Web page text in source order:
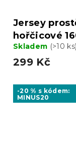
Jersey
hořčicové
Skladem (>10 ks)
299 Kč
-20 % s kódem:
MINUS20